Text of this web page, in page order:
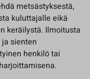
metsästyksestä,
kuluttajalle eikä
keräilystä. Ilmoitusta
sienten
henkilö tai